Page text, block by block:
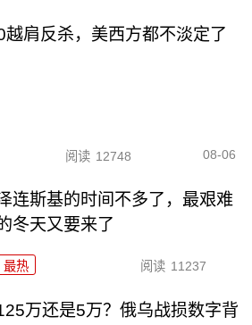
肩反杀，美西方都不淡定了
阅读 12748 08-06
连斯基的时间不多了，最艰难
冬天又要来了
最热 阅读 11237
万还是5万？俄乌战损数字背